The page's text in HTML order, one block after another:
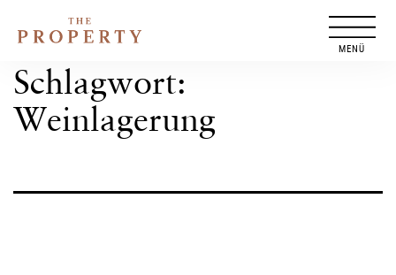
Inhalt
Schlagwort:
Weinlagerung